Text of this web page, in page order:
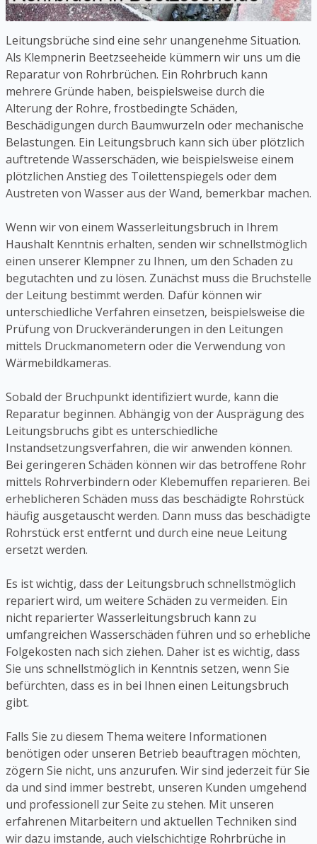
Leitungsbrüche sind eine sehr unangenehme Situation.
Als Klempnerin Beetzseeheide kümmern wir uns um die
Reparatur von Rohrbrüchen. Ein Rohrbruch kann
mehrere Gründe haben, beispielsweise durch die
Alterung der Rohre, frostbedingte Schäden,
Beschädigungen durch Baumwurzeln oder mechanische
Belastungen. Ein Leitungsbruch kann sich über plötzlich
auftretende Wasserschäden, wie beispielsweise einem
plötzlichen Anstieg des Toilettenspiegels oder dem
Austreten von Wasser aus der Wand, bemerkbar machen.
Wenn wir von einem Wasserleitungsbruch in Ihrem
Haushalt Kenntnis erhalten, senden wir schnellstmöglich
einen unserer Klempner zu Ihnen, um den Schaden zu
begutachten und zu lösen. Zunächst muss die Bruchstelle
der Leitung bestimmt werden. Dafür können wir
unterschiedliche Verfahren einsetzen, beispielsweise die
Prüfung von Druckveränderungen in den Leitungen
mittels Druckmanometern oder die Verwendung von
Wärmebildkameras.
Sobald der Bruchpunkt identifiziert wurde, kann die
Reparatur beginnen. Abhängig von der Ausprägung des
Leitungsbruchs gibt es unterschiedliche
Instandsetzungsverfahren, die wir anwenden können.
Bei geringeren Schäden können wir das betroffene Rohr
mittels Rohrverbindern oder Klebemuffen reparieren. Bei
erheblicheren Schäden muss das beschädigte Rohrstück
häufig ausgetauscht werden. Dann muss das beschädigte
Rohrstück erst entfernt und durch eine neue Leitung
ersetzt werden.
Es ist wichtig, dass der Leitungsbruch schnellstmöglich
repariert wird, um weitere Schäden zu vermeiden. Ein
nicht reparierter Wasserleitungsbruch kann zu
umfangreichen Wasserschäden führen und so erhebliche
Folgekosten nach sich ziehen. Daher ist es wichtig, dass
Sie uns schnellstmöglich in Kenntnis setzen, wenn Sie
befürchten, dass es in bei Ihnen einen Leitungsbruch
gibt.
Falls Sie zu diesem Thema weitere Informationen
benötigen oder unseren Betrieb beauftragen möchten,
zögern Sie nicht, uns anzurufen. Wir sind jederzeit für Sie
da und sind immer bestrebt, unseren Kunden umgehend
und professionell zur Seite zu stehen. Mit unseren
erfahrenen Mitarbeitern und aktuellen Techniken sind
wir dazu imstande, auch vielschichtige Rohrbrüche in